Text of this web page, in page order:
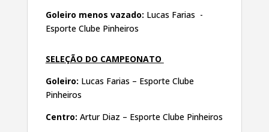
Goleiro menos vazado: Lucas Farias -
Esporte Clube Pinheiros
SELEÇÃO DO CAMPEONATO
Goleiro: Lucas Farias – Esporte Clube
Pinheiros
Centro: Artur Diaz – Esporte Clube Pinheiros